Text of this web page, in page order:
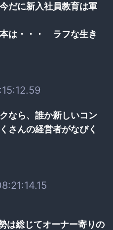
に新入社員教育は軍
は・・・ ラフな生き
なら、誰か新しいコン
さんの経営者がなびく
は総じてオーナー寄りの